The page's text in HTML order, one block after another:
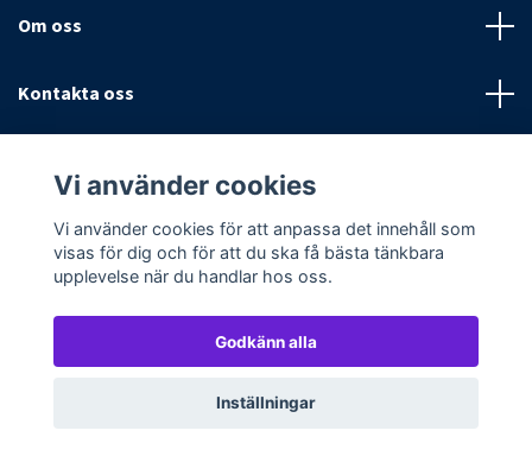
Om oss
Kontakta oss
Sociala medier
© 2026 TextilpoolenPowered by Quickbutik
Vi använder cookies
Vi använder cookies för att anpassa det innehåll som
visas för dig och för att du ska få bästa tänkbara
upplevelse när du handlar hos oss.
Godkänn alla
Inställningar